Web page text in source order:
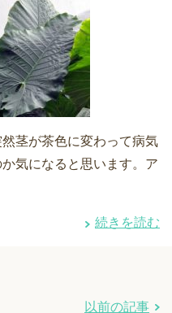
茎が茶色に変わって病気
気になると思います。ア
続きを読む
以前の記事